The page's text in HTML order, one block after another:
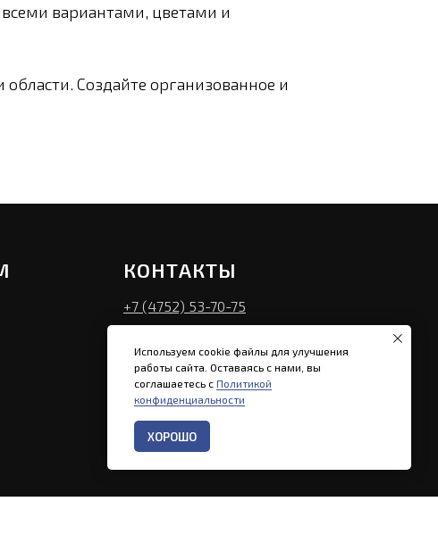
вариантами, цветами и
Создайте организованное и
КОНТАКТЫ
+7 (4752) 53-70-75
Пн - Пт: 9.00–17.00
г. Тамбов, Советская 191К
Используем cookie файлы для улучшения
работы сайта. Оставаясь с нами, вы
соглашаетесь с Политикой
конфиденциальности
ХОРОШО